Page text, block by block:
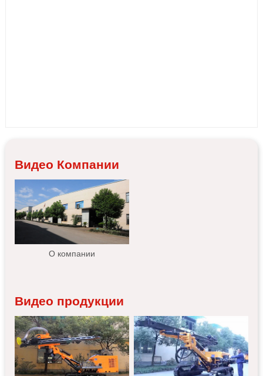
Видео Компании
О компании
Видео продукции